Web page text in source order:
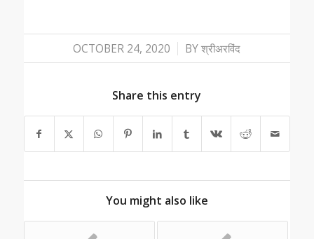
OCTOBER 24, 2020
/ BYश्रीअरविंद
Share this entry
You might also like